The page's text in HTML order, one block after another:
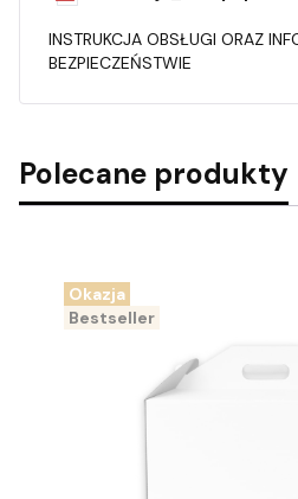
INSTRUKCJA OBSŁUGI ORAZ
BEZPIECZEŃSTWIE
Polecane produkty
Okazja
Bestseller